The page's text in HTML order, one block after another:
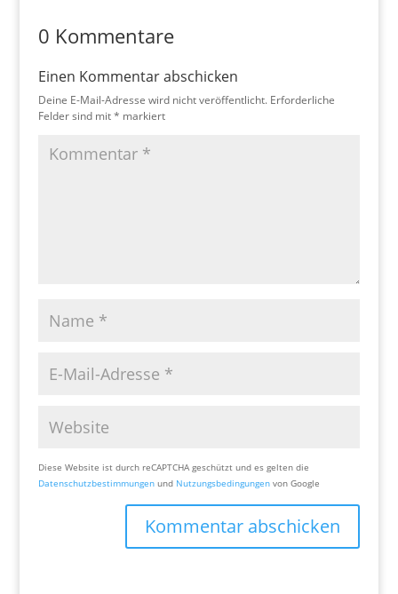
0 Kommentare
Einen Kommentar abschicken
Deine E-Mail-Adresse wird nicht veröffentlicht. Erforderliche
Felder sind mit* markiert
Diese Website ist durch reCAPTCHA geschützt und es gelten die
Datenschutzbestimmungenund Nutzungsbedingungenvon Google
Kommentar abschicken